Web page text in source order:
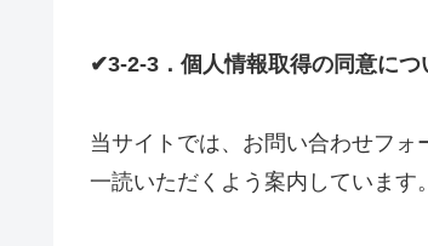
✔3-2-3．個人情報取得の同意につ
当サイトでは、お問い合わせフ
一読いただくよう案内しています。